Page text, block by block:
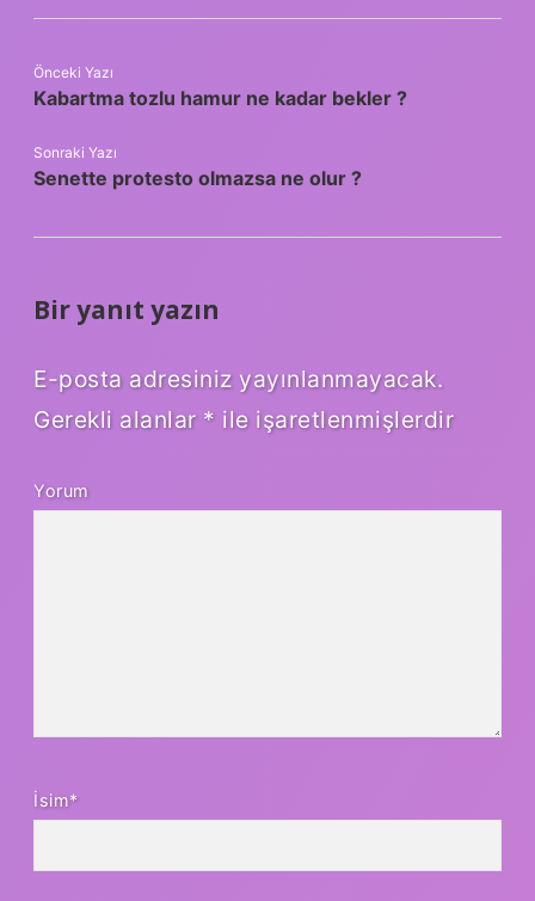
Önceki Yazı
Kabartma tozlu hamur ne kadar bekler ?
Sonraki Yazı
Senette protesto olmazsa ne olur ?
Bir yanıt yazın
E-posta adresiniz yayınlanmayacak.
Gerekli alanlar * ile işaretlenmişlerdir
Yorum
İsim*